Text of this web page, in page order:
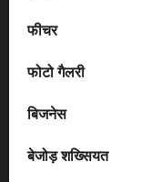
फीचर
फोटो गैलरी
बिजनेस
बेजोड़ शख्सियत